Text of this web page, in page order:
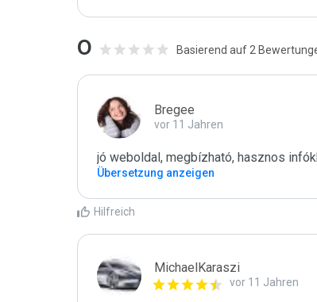
0 Basierend auf 2
Bregee
vor 11 Jahren
jó weboldal, megbízható, hasznos
Übersetzung anzeigen
Hilfreich
MichaelKaraszi
vor 11 Jahren